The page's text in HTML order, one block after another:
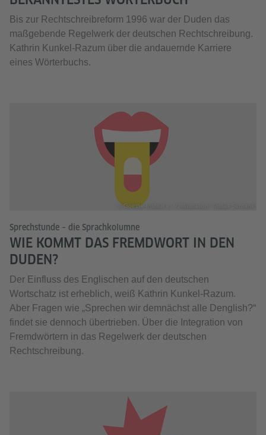
Bis zur Rechtschreibreform 1996 war der Duden das
maßgebende Regelwerk der deutschen Rechtschreibung.
Kathrin Kunkel-Razum über die andauernde Karriere
eines Wörterbuchs.
© Goethe-Institut e. V./Illustration: Tobias Schrank
Sprechstunde – die Sprachkolumne
WIE KOMMT DAS FREMDWORT IN DEN
DUDEN?
Der Einfluss des Englischen auf den deutschen
Wortschatz ist erheblich, weiß Kathrin Kunkel-Razum.
Aber Fragen wie „Sprechen wir demnächst alle Denglish?“
findet sie dennoch übertrieben. Über die Integration von
Fremdwörtern in das Regelwerk der deutschen
Rechtschreibung.